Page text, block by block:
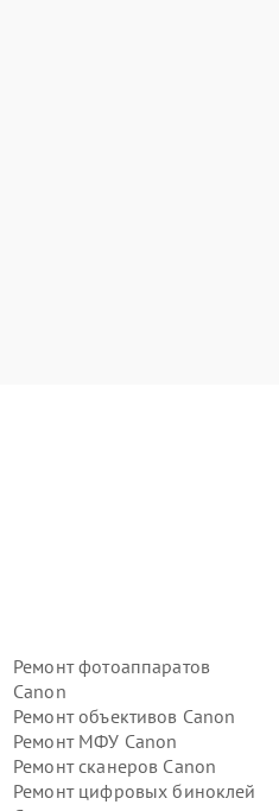
Ремонт фотоаппаратов
Canon
Ремонт объективов Canon
Ремонт МФУ Canon
Ремонт сканеров Canon
Ремонт цифровых биноклей